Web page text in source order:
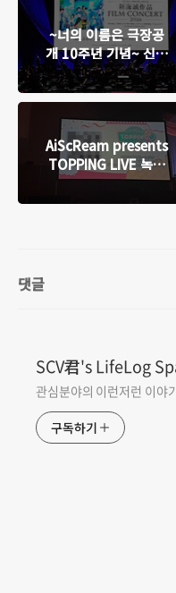
~너의 이름은 극장공
개 10주년 기념~ 신카
이 마코토 작품 필름
콘서트 2026 2회차 다
AiScReam presents
TOPPING LIVE 녹아
내리기 전에 만나러 와
줘 ♡♡♡ DAY1 다녀
댓글
SCV君's LifeLog
관심분야의 이런저런 이야
구독하기